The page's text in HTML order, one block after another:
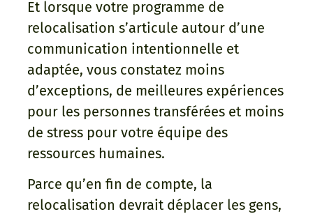
Et lorsque votre programme de
relocalisation s’articule autour d’une
communication intentionnelle et
adaptée, vous constatez moins
d’exceptions, de meilleures expériences
pour les personnes transférées et moins
de stress pour votre équipe des
ressources humaines.
Parce qu’en fin de compte, la
relocalisation devrait déplacer les gens,